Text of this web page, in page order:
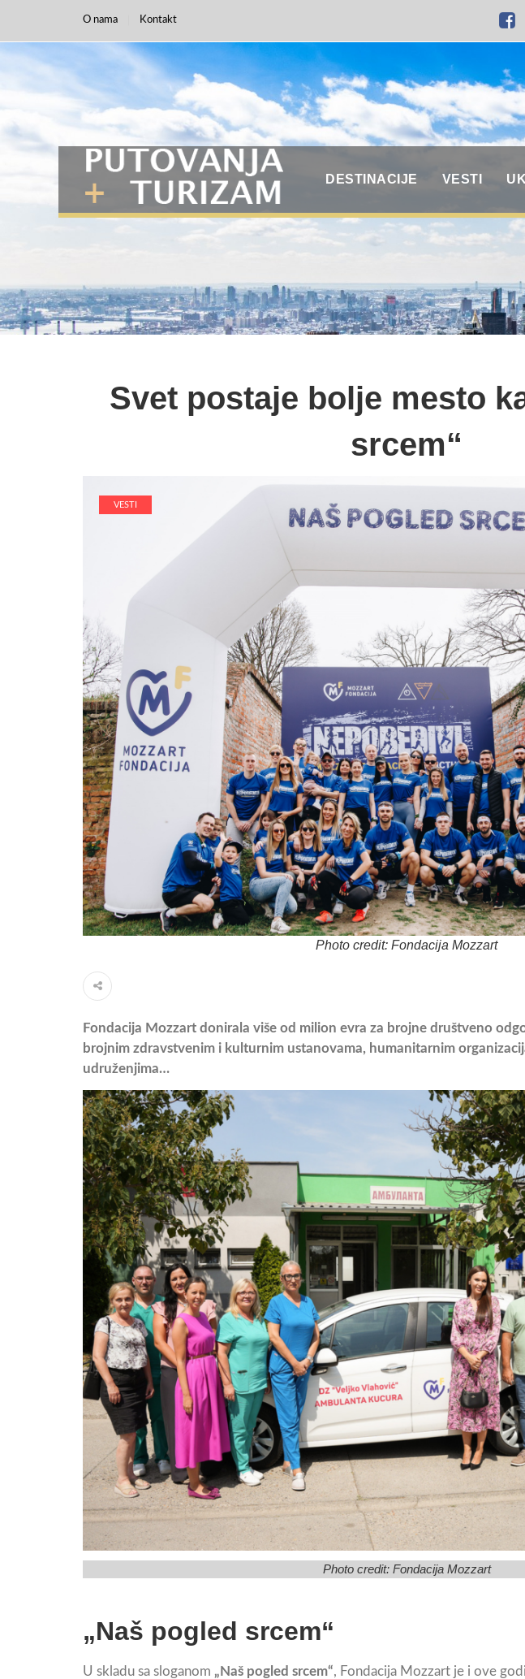
O nama Kontakt
DESTINACIJE VESTI
Svet postaje bolje mesto
srcem“
VESTI
Photo credit: Fondacija Mozzart
Fondacija Mozzart donirala više od milion evra za brojne društveno
brojnim zdravstvenim i kulturnim ustanovama, humanitarnim
udruženjima…
Photo credit: Fondacija Mozzart
„Naš pogled srcem“
U skladu sa sloganom „Naš pogled srcem“, Fondacija Mozzart je i ove